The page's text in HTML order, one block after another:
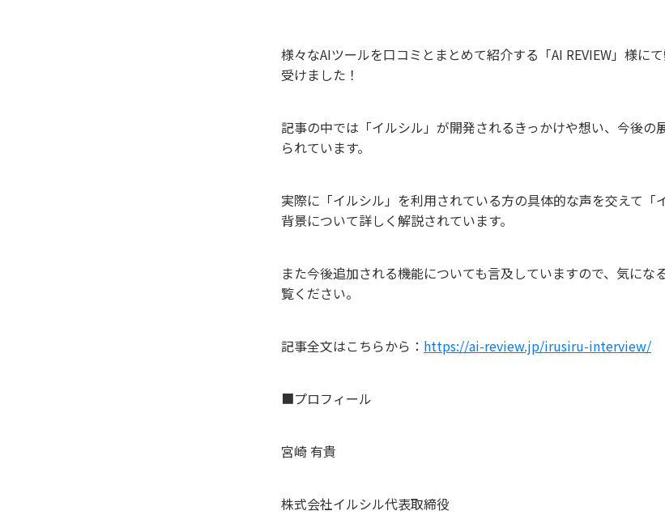
様々なAIツールを口コミとまとめて紹介する「AI REVIEW」様に
受けました！
記事の中では「イルシル」が開発されるきっかけや想い、今後の
られています。
実際に「イルシル」を利用されている方の具体的な声を交えて「
背景について詳しく解説されています。
また今後追加される機能についても言及していますので、気にな
覧ください。
記事全文はこちらから： https://ai-review.jp/irusiru-interview/
■プロフィール
宮崎 有貴
株式会社イルシル代表取締役